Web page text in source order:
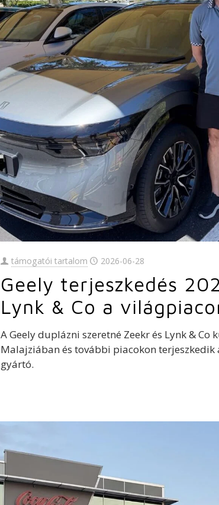
támogatói tartalom 2026-06-28
Geely terjeszkedés
Lynk & Co a
A Geely duplázni szeretné Zeekr és Lynk &
Malajziában és további piacokon terjeszkedik
gyártó.